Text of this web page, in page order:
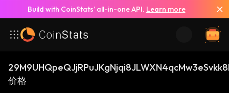
Build with CoinStats’ all-in-one API. Learn more
价格